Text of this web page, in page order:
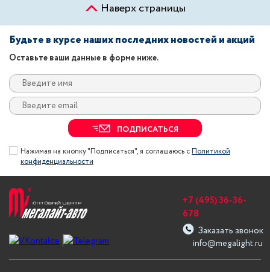
Наверх страницы
Будьте в курсе наших последних новостей и акций
Оставьте ваши данные в форме ниже.
ПОДПИСАТЬСЯ
Нажимая на кнопку "Подписаться", я соглашаюсь сПолитикой
конфиденциальности
info@megalight.ru
+7 (495) 36-36-
678
Заказать звонок